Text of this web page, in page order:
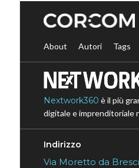
About Autori Tags
Nextwork360 è il più
digitale e imprenditoriale
Indirizzo
Via Moretto da